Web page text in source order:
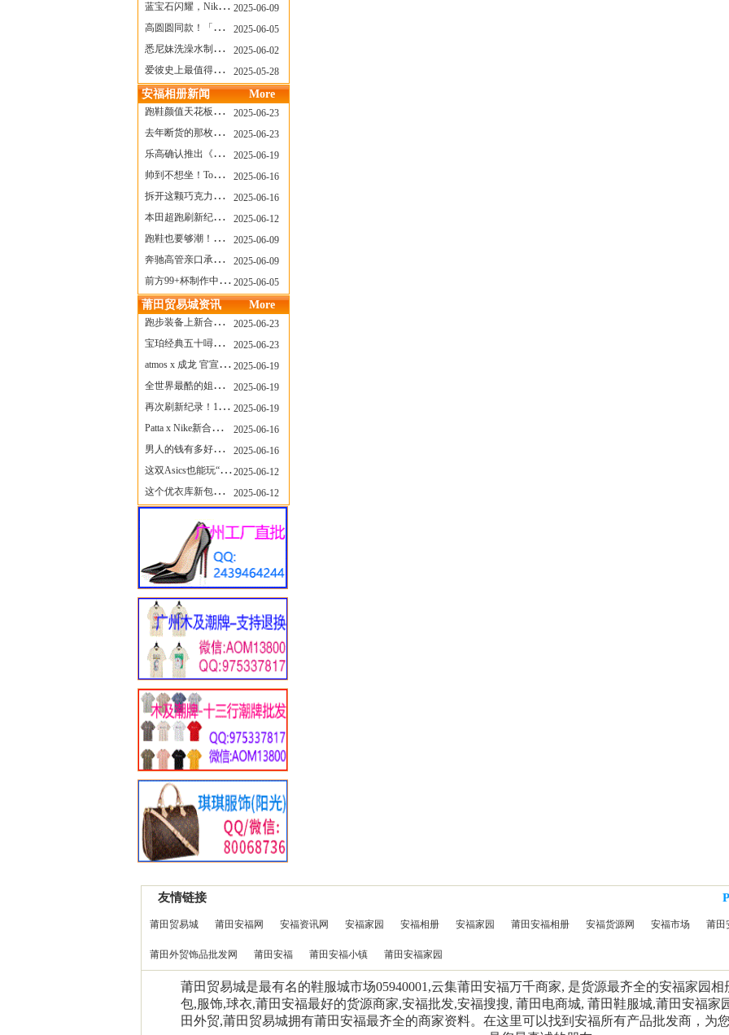
蓝宝石闪耀，Nike Air Max DN8 华丽变身
2025-06-09
高圆圆同款！「赤足New Balance」新联名曝光，铺货了
2025-06-05
悉尼妹洗澡水制成肥皂开启售卖！男粉：这肥皂能吃吗？
2025-06-02
爱彼史上最值得看的大展！揭秘150年传奇制表背后
2025-05-28
安福相册新闻 More
跑鞋颜值天花板？日常也能帅一脸
2025-06-23
去年断货的那枚表， CASIO指环表又要发售了
2025-06-23
乐高确认推出《哥斯拉》积木，这设计也太酷了！
2025-06-19
帅到不想坐！Tom Sachs x Helinox 这把露营椅太炸了
2025-06-16
拆开这颗巧克力，居然是皮卡丘？
2025-06-16
本田超跑刷新纪录了！700万元成交价
2025-06-12
跑鞋也要够潮！昂跑 x Slam Jam 联名即将发售
2025-06-09
奔驰高管亲口承认：电动G级，完全失败了！
2025-06-09
前方99+杯制作中！「爷爷不泡茶」苹果狗、桃桃喵，今夏顶流潮饮！
2025-06-05
莆田贸易城资讯 More
跑步装备上新合集，最近有什么可以关注的呢？
2025-06-23
宝珀经典五十噚家族再添新员 适配所有腕围的38mm小表径腕表亮相
2025-06-23
atmos x 成龙 官宣，《警察故事》联名短袖公布！
2025-06-19
全世界最酷的姐姐，和Nike联名的鞋要来了！
2025-06-19
再次刷新纪录！14只 LABUBU 共拍出240万元
2025-06-19
Patta x Nike新合作提前泄露，这次的服饰周边也有亮点？
2025-06-16
男人的钱有多好赚？四个大学生创业卖短裤，年销8个亿！
2025-06-16
这双Asics也能玩“牛仔感”？TOGA联名即将登场！
2025-06-12
这个优衣库新包，能火起来吗？
2025-06-12
友情链接
莆田贸易城 莆田安福网 安福资讯网 安福家园 安福相册 安福家园 莆田安福相册 安福货源网 安福市场 莆田
莆田外贸饰品批发网 莆田安福 莆田安福小镇 莆田安福家园
莆田贸易城是最有名的鞋服城市场05940001,云集莆田安福万千商家, 是货源最齐全的安福家园
包,服饰,球衣,莆田安福最好的货源商家,安福批发,安福搜搜, 莆田电商城, 莆田鞋服城,莆田安福家
田外贸,莆田贸易城拥有莆田安福最齐全的商家资料。在这里可以找到安福所有产品批发商，为